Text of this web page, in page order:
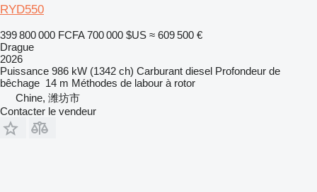
RYD550
399 800 000 FCFA 700 000 $US ≈ 609 500 €
Drague
2026
Puissance 986 kW (1342 ch) Carburant diesel Profondeur de
bêchage 14 m Méthodes de labour à rotor
Chine, 潍坊市
Contacter le vendeur